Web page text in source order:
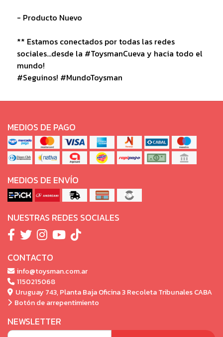
- Producto Nuevo
** Estamos conectados por todas las redes
sociales...desde la #ToysmanCueva y hacia todo el
mundo!
#Seguinos! #MundoToysman
MEDIOS DE PAGO
MEDIOS DE ENVÍO
NUESTRAS REDES SOCIALES
CONTACTO
info@toysman.com.ar
1150215068
Uruguay 743, Planta Baja Oficina 3 Recoleta Tribunales CABA
Botón de arrepentimiento
NEWSLETTER